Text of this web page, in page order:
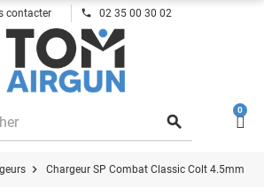
contacter phone 02 35 00 30 02
search
0
chevron_right Chargeur SP Combat Classic Colt 4.5mm